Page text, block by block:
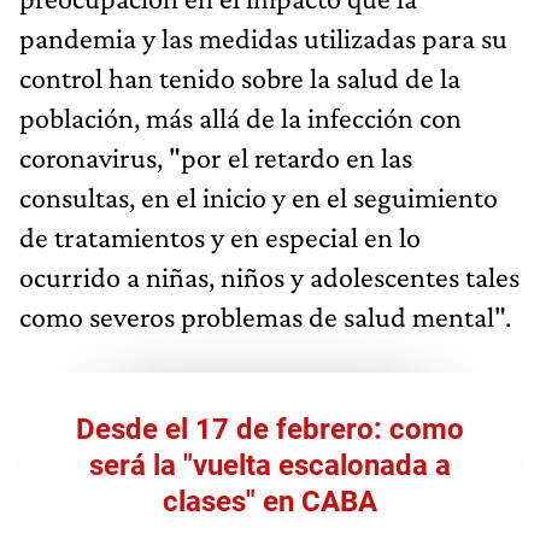
pandemia y las medidas utilizadas para su
control han tenido sobre la salud de la
población, más allá de la infección con
coronavirus, "por el retardo en las
consultas, en el inicio y en el seguimiento
de tratamientos y en especial en lo
ocurrido a niñas, niños y adolescentes tales
como severos problemas de salud mental".
Desde el 17 de febrero: como
será la "vuelta escalonada a
clases" en CABA